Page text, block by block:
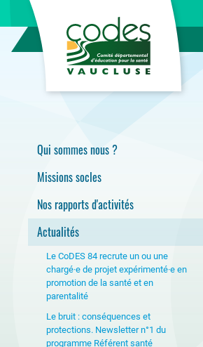
Qui sommes nous ?
Missions socles
Nos rapports d'activités
Actualités
Le CoDES 84 recrute un ou une
chargé·e de projet expérimenté·e en
promotion de la santé et en
parentalité
Le bruit : conséquences et
protections. Newsletter n°1 du
programme Référent santé